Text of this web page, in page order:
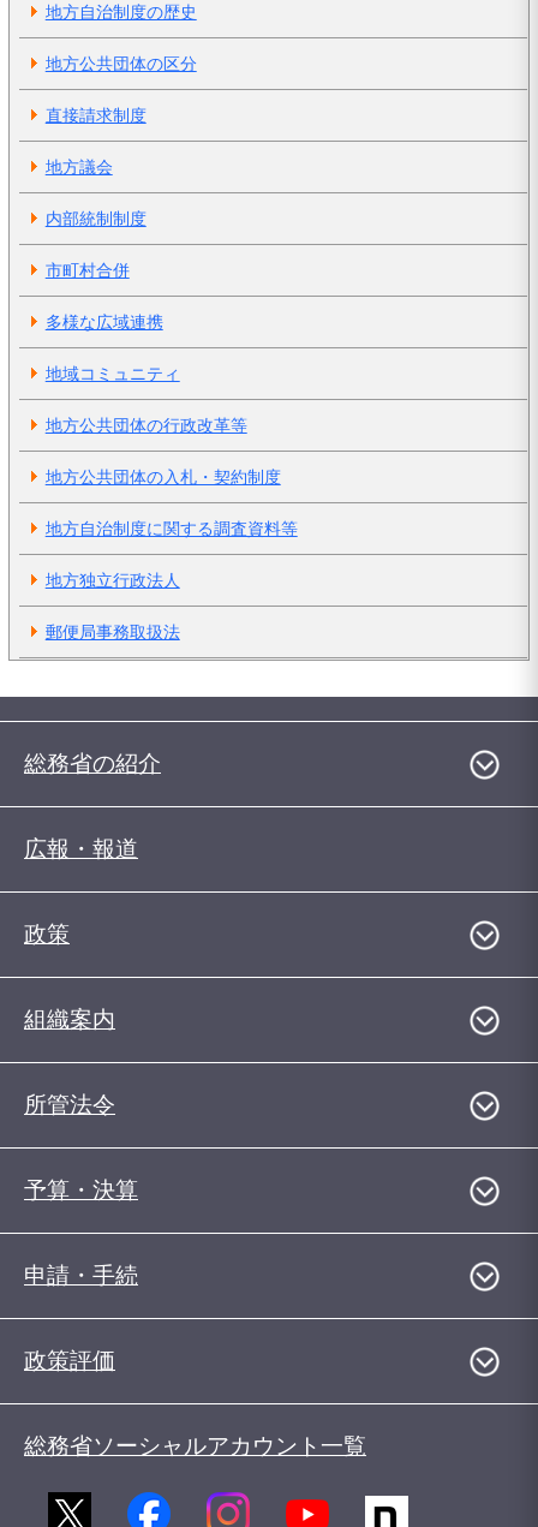
地方自治制度の歴史
地方公共団体の区分
直接請求制度
地方議会
内部統制制度
市町村合併
多様な広域連携
地域コミュニティ
地方公共団体の行政改革等
地方公共団体の入札・契約制度
地方自治制度に関する調査資料等
地方独立行政法人
郵便局事務取扱法
総務省の紹介
広報・報道
政策
組織案内
所管法令
予算・決算
申請・手続
政策評価
総務省ソーシャルアカウント一覧